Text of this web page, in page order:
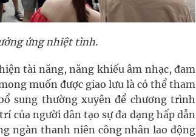
ứng nhiệt tình.
tài năng, năng khiếu âm nhạc, đam
muốn được giao lưu là có thể tham
sung thường xuyên để chương trình
của người dân tạo sự đa dạng hấp dẫn
ngàn thanh niên công nhân lao động